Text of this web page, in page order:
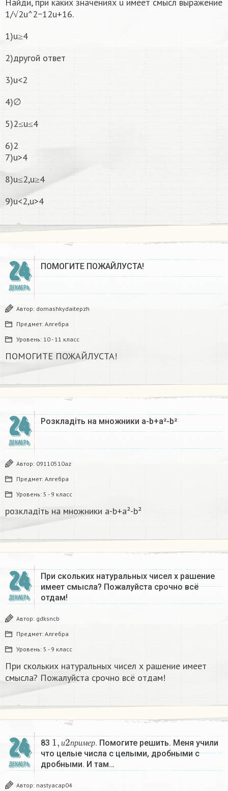
1/√2u^2−12u+16.
1)u≥4
2)другой ответ
3)u<2
4)∅
5)2≤u≤4
6)2
7)u>4
8)u≤2,u≥4
9)u<2,u>4
24
ДЕКАБРЬ
ПОМОГИТЕ ПОЖАЙЛУСТА!
Автор: domashkydaitepzh
Предмет: Алгебра
Уровень: 10 - 11 класс
ПОМОГИТЕ ПОЖАЙЛУСТА!
24
ДЕКАБРЬ
Розкладіть на множники а-b+a²-b²​
Автор: 09110510az
Предмет: Алгебра
Уровень: 5 - 9 класс
розкладіть на множники а-b+a²-b²​
24
ДЕКАБРЬ
При скольких натуральных чисел х рашение
имеет смысла? Пожалуйста срочно всё
отдам!
Автор: gdksncb
Предмет: Алгебра
Уровень: 5 - 9 класс
При скольких натуральных чисел х рашение имеет
смысла? Пожалуйста срочно всё отдам!
24
ДЕКАБРЬ
83 и пр име р
1,и2п ример
. Помогите решить. Меня учили
что целые числа с целыми, дробными с
дробными. И там…
Автор: nastyacap04